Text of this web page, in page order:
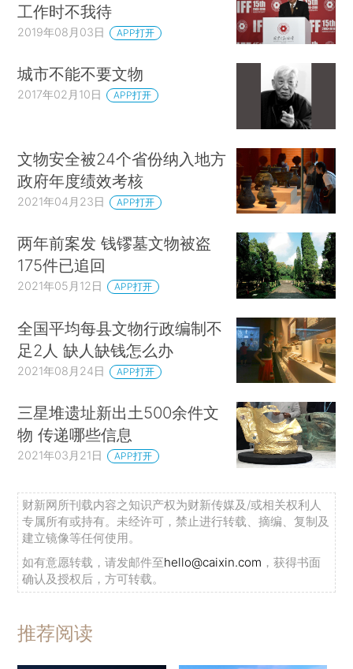
工作时不我待
2019年08月03日 APP打开
城市不能不要文物
2017年02月10日 APP打开
文物安全被24个省份纳入地方
政府年度绩效考核
2021年04月23日 APP打开
两年前案发 钱镠墓文物被盗
175件已追回
2021年05月12日 APP打开
全国平均每县文物行政编制不
足2人 缺人缺钱怎么办
2021年08月24日 APP打开
三星堆遗址新出土500余件文
物 传递哪些信息
2021年03月21日 APP打开
财新网所刊载内容之知识产权为财新传媒及/或相关权利人
专属所有或持有。未经许可，禁止进行转载、摘编、复制及
建立镜像等任何使用。
如有意愿转载，请发邮件至hello@caixin.com ，获得书面
确认及授权后，方可转载。
推荐阅读